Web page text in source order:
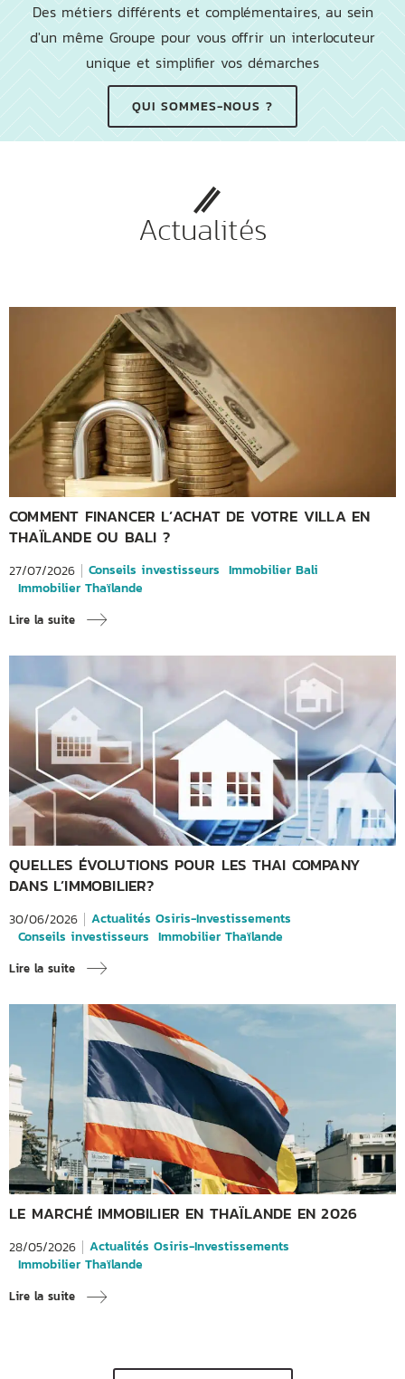
Des métiers différents et complémentaires, au sein
d'un même Groupe pour vous offrir un interlocuteur
unique et simplifier vos démarches
QUI SOMMES-NOUS ?
Actualités
COMMENT FINANCER L’ACHAT DE VOTRE VILLA EN
THAÏLANDE OU BALI ?
27/07/2026 Conseils investisseurs Immobilier Bali
Immobilier Thaïlande
Lire la suite
QUELLES ÉVOLUTIONS POUR LES THAI COMPANY
DANS L’IMMOBILIER?
30/06/2026
Actualités Osiris-Investissements
Conseils investisseurs Immobilier Thaïlande
Lire la suite
LE MARCHÉ IMMOBILIER EN THAÏLANDE EN 2026
28/05/2026
Actualités Osiris-Investissements
Immobilier Thaïlande
Lire la suite